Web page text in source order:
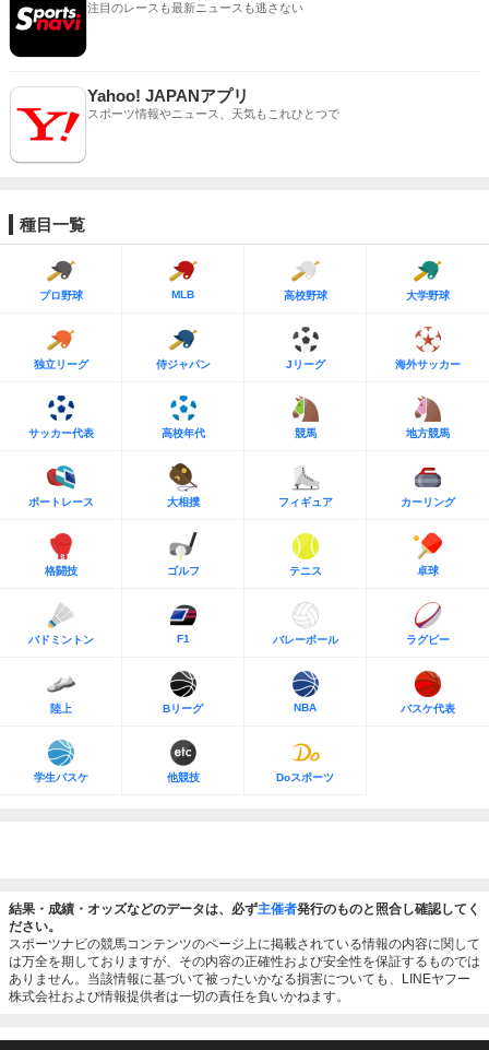
注目のレースも最新ニュースも逃さない
Yahoo! JAPANアプリ
スポーツ情報やニュース、天気もこれひとつで
種目一覧
プロ野球 MLB 高校野球 大学野球
独立リーグ 侍ジャパン Jリーグ 海外サッカー
サッカー代表 高校年代 競馬 地方競馬
ボートレース 大相撲 フィギュア カーリング
格闘技 ゴルフ テニス 卓球
バドミントン F1 バレーボール ラグビー
陸上 Bリーグ NBA バスケ代表
学生バスケ 他競技 Doスポーツ
結果・成績・オッズなどのデータは、必ず主催者発行のものと照合し確認してく
ださい。
スポーツナビの競馬コンテンツのページ上に掲載されている情報の内容に関して
は万全を期しておりますが、その内容の正確性および安全性を保証するものでは
ありません。当該情報に基づいて被ったいかなる損害についても、LINEヤフー
株式会社および情報提供者は一切の責任を負いかねます。